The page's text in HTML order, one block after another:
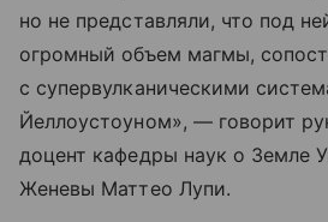
но не представляли, что под
огромный объем магмы,
с супервулканическими
Йеллоустоуном», — говорит
доцент кафедры наук о Земле
Женевы Маттео Лупи.